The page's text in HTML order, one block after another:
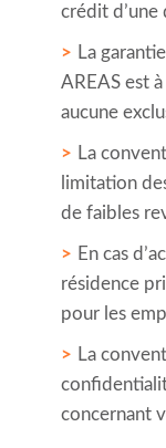
crédit d’une
La
AREAS est
aucune
La
limitation
de faibles
En cas
résidence
pour les
La
concernant